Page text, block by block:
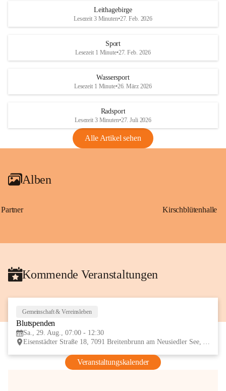
Maßnahmen zur Bekämpfung
Rebe und der Amerikanischen
Anhang VBl. EU Nr. 18
1 Seite•1,4 MB
VBl. EU Nr. 18_2026
Leithagebirge
Lesezeit 3 Minuten•27. Feb. 2026
Sport
Lesezeit 1 Minute•27. Feb. 2026
Wassersport
Lesezeit 1 Minute•26. März 2026
Radsport
Lesezeit 3 Minuten•27. Juli 2026
Alle Artikel sehen
Alben
Partner Kirschblütenhalle
Kommende Veranstaltungen
Gemeinschaft & Vereinsleben
Blutspenden
Sa., 29. Aug., 07:00 - 12:30
Eisenstädter Straße 18, 7091 Breitenbrunn am Neusiedler See, AUT
Veranstaltungskalender